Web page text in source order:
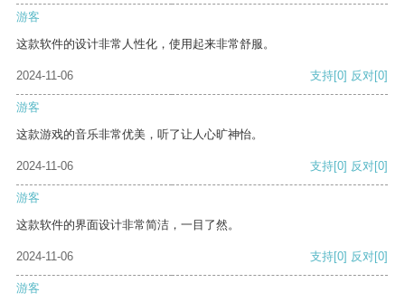
游客
这款软件的设计非常人性化，使用起来非常舒服。
2024-11-06 支持[0] 反对[0]
游客
这款游戏的音乐非常优美，听了让人心旷神怡。
2024-11-06 支持[0] 反对[0]
游客
这款软件的界面设计非常简洁，一目了然。
2024-11-06 支持[0] 反对[0]
游客